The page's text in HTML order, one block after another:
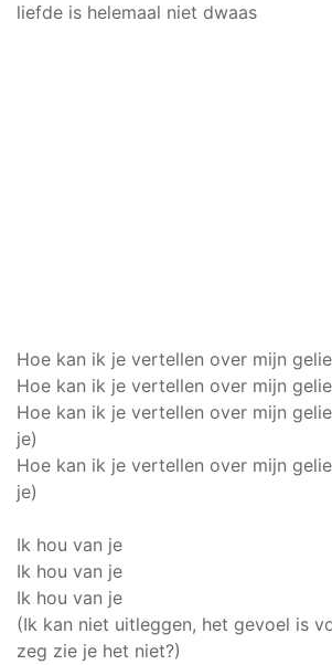
liefde is helemaal niet dwaas
Hoe kan ik je vertellen over mijn
Hoe kan ik je vertellen over mijn
Hoe kan ik je vertellen over mijn
je)
Hoe kan ik je vertellen over mijn
je)
Ik hou van je
Ik hou van je
Ik hou van je
(Ik kan niet uitleggen, het gevoel is
zeg zie je het niet?)